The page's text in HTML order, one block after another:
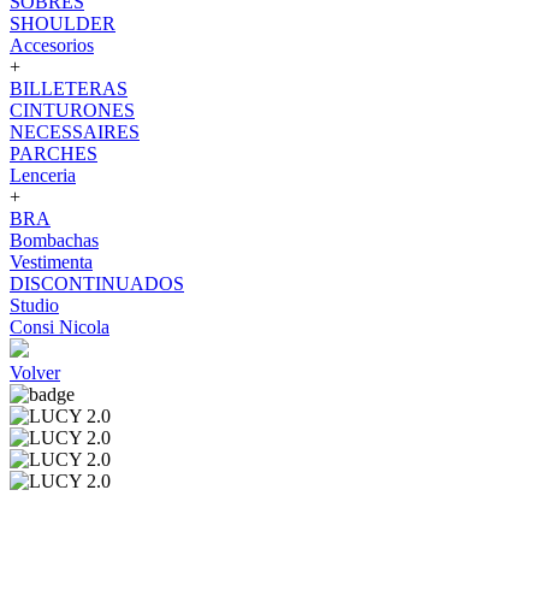
SHOULDER
Accesorios
+
BILLETERAS
CINTURONES
NECESSAIRES
PARCHES
Lenceria
+
BRA
Bombachas
Vestimenta
DISCONTINUADOS
Studio
Consi Nicola
Volver